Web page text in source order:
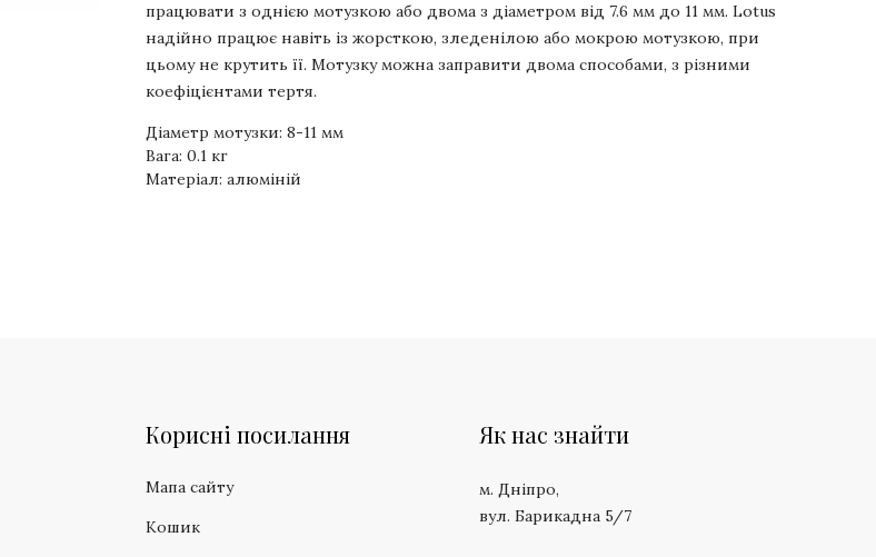
працювати з однією мотузкою або двома з діаметром від 7.6 мм до 11 мм. Lotus
надійно працює навіть із жорсткою, зледенілою або мокрою мотузкою, при
цьому не крутить її. Мотузку можна заправити двома способами, з різними
коефіцієнтами тертя.
Діаметр мотузки: 8-11 мм
Вага: 0.1 кг
Матеріал: алюміній
Корисні посилання
Мапа сайту
Кошик
Як нас знайти
м. Дніпро,
вул. Барикадна 5/7